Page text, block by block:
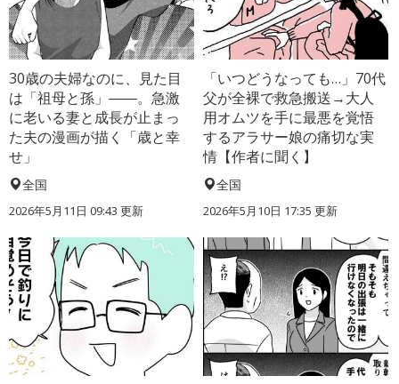
30歳の夫婦なのに、見た目
は「祖母と孫」――。急激
に老いる妻と成長が止まっ
た夫の漫画が描く「歳と幸
せ」
全国
2026年5月11日 09:43 更新
「いつどうなっても…」70代
父が全裸で救急搬送→大人
用オムツを手に最悪を覚悟
するアラサー娘の痛切な実
情【作者に聞く】
全国
2026年5月10日 17:35 更新